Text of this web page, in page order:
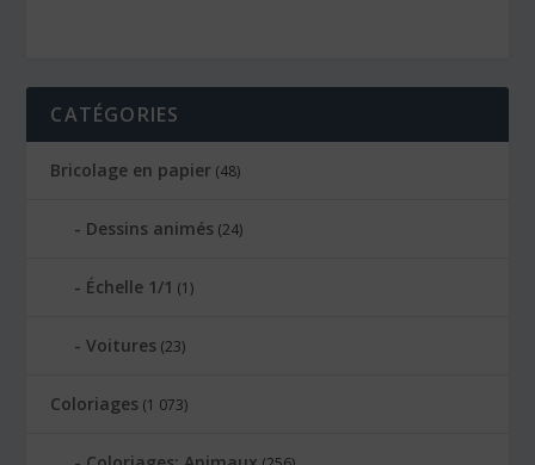
CATÉGORIES
Bricolage en papier (48)
Dessins animés (24)
Échelle 1/1 (1)
Voitures (23)
Coloriages (1 073)